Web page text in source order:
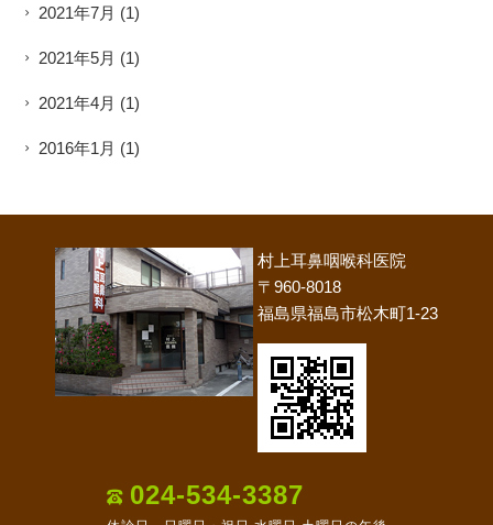
2021年7月 (1)
2021年5月 (1)
2021年4月 (1)
2016年1月 (1)
村上耳鼻咽喉科医院
〒960-8018
福島県福島市松木町1-23
024-534-3387